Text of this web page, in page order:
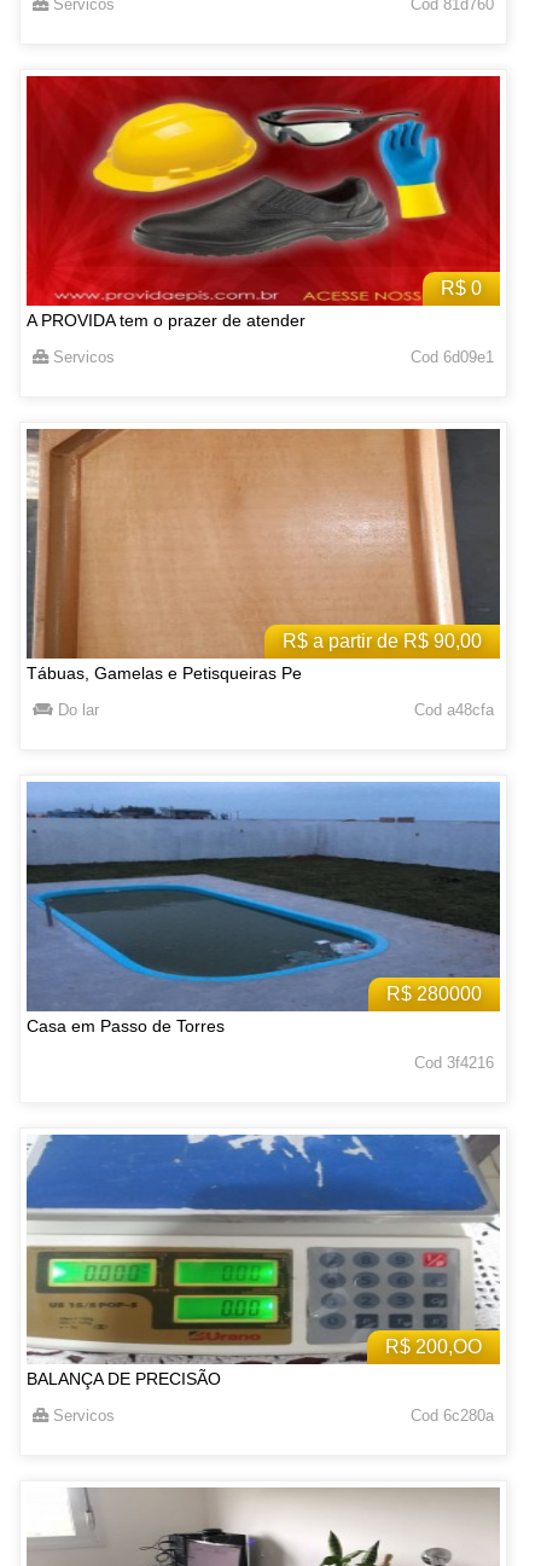
Servicos Cod 81d760
R$ 0
A PROVIDA tem o prazer de atender
Servicos Cod 6d09e1
R$ a partir de R$ 90,00
Tábuas, Gamelas e Petisqueiras Pe
Do lar Cod a48cfa
R$ 280000
Casa em Passo de Torres
Cod 3f4216
R$ 200,OO
BALANÇA DE PRECISÃO
Servicos Cod 6c280a